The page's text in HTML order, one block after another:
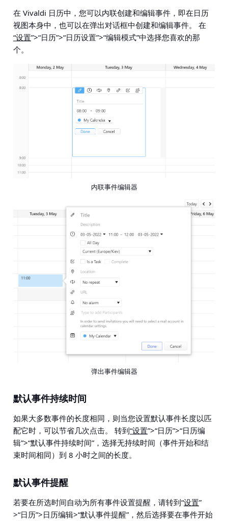
在 Vivaldi 日历中，您可以内联创建和编辑事件，即在日历
视图本身中，也可以在弹出对话框中创建和编辑事件。 在
“设置”>“日历”>“日历设置”>“编辑模式”中选择您喜欢的那
个。
内联事件编辑器
弹出事件编辑器
默认事件持续时间
如果大多数事件的长度相同，则当您设置默认事件长度以匹
配它时，可以节省几次点击。 转到“设置”>“日历”>“日历编
辑”>“默认事件持续时间”，选择无持续时间（事件开始和结
束时间相同）到 8 小时之间的长度。
默认事件提醒
若要在所选时间自动为所有事件设置提醒，请转到“设置”
>“日历”>日历编辑>“默认事件提醒” ，然后选择要在事件开始